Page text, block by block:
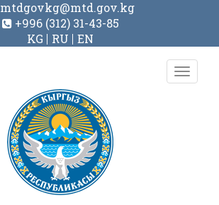
mtdgovkg@mtd.gov.kg
+996 (312) 31-43-85
KG
RU EN
Toggle